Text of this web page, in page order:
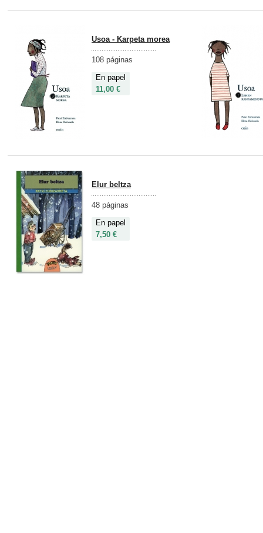
Usoa - Karpeta morea
108 páginas
En papel
11,00 €
Elur beltza
48 páginas
En papel
7,50 €